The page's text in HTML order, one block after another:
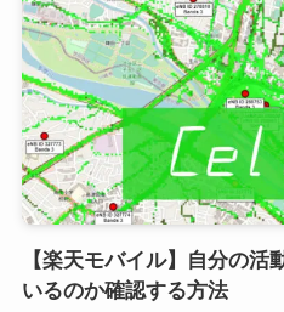
【楽天モバイル】自分の活
いるのか確認する方法